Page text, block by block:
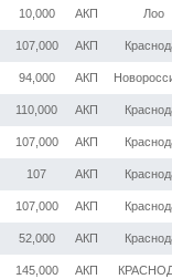
10,000 АКП Лоо
107,000 АКП
94,000 АКП
110,000 АКП
107,000 АКП
107 АКП
107,000 АКП
52,000 АКП
145,000 АКП